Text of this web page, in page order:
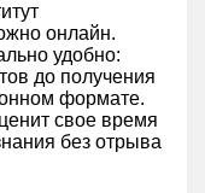
онлайн.
удобно:
до получения
формате.
свое время
без отрыва